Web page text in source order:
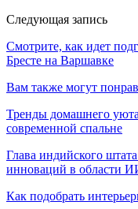
Следующая запись
Смотрите, как идет
Бресте на Варшавке
Вам также могут
Тренды домашнего
современной спальне
Глава индийского
инноваций в области
Как подобрать